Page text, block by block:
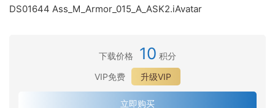
DS01644 Ass_M_Armor_015_A_ASK2.iAvatar
下载价格 10 积分
VIP免费
升级VIP
立即购买